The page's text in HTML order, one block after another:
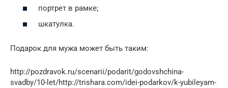
портрет в рамке;
шкатулка.
Подарок для мужа может быть таким:
http://pozdravok.ru/scenarii/podarit/godovshchina-
svadby/10-let/http://trishara.com/idei-podarkov/k-yubileyam-